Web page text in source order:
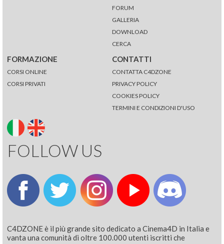
FORUM
GALLERIA
DOWNLOAD
CERCA
FORMAZIONE
CORSI ONLINE
CORSI PRIVATI
CONTATTI
CONTATTA C4DZONE
PRIVACY POLICY
COOKIES POLICY
TERMINI E CONDIZIONI D'USO
FOLLOW US
C4DZONE è il più grande sito dedicato a Cinema4D in Italia e
vanta una comunità di oltre 100.000 utenti iscritti che